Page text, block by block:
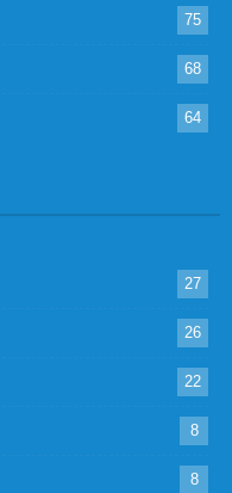
75
68
64
27
26
22
8
8